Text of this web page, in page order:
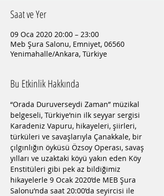
Saat ve Yer
09 Oca 2020 20:00 – 23:00
Meb Şura Salonu, Emniyet, 06560
Yenimahalle/Ankara, Türkiye
Bu Etkinlik Hakkında
“Orada Duruverseydi Zaman” müzikal
belgeseli, Türkiye’nin ilk seyyar sergisi
Karadeniz Vapuru, hikayeleri, şiirleri,
türküleri ve savaşlarıyla Çanakkale, bir
çılgınlığın öyküsü Özsoy Operası, savaş
yılları ve uzaktaki köyü yakın eden Köy
Enstitüleri gibi pek az bildiğimiz
hikayelerle 9 Ocak 2020’de MEB Şura
Salonu’nda saat 20:00’da seyircisi ile